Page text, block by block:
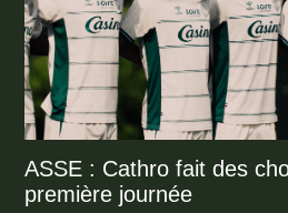
ASSE : Cathro fait des
première journée